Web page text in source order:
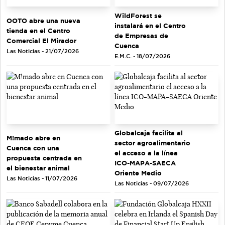
OOTO abre una nueva
tienda en el Centro
Comercial El Mirador
Las Noticias - 21/07/2026
WildForest se
instalará en el Centro
de Empresas de
Cuenca
E.M.C. - 18/07/2026
M!mado abre en
Cuenca con una
propuesta centrada en
el bienestar animal
Las Noticias - 11/07/2026
Globalcaja facilita al
sector agroalimentario
el acceso a la línea
ICO-MAPA-SAECA
Oriente Medio
Las Noticias - 09/07/2026